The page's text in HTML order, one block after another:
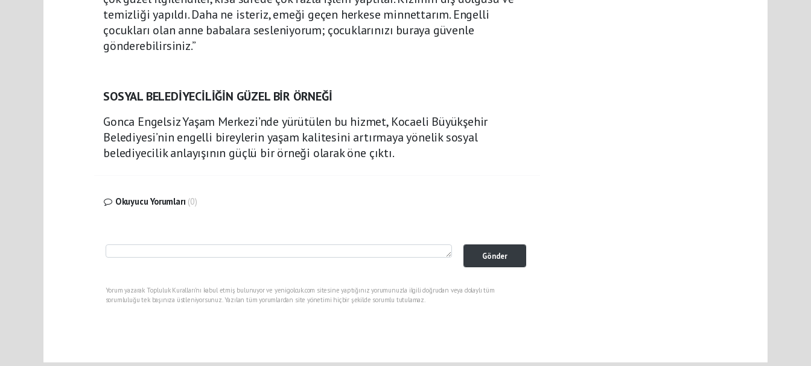
temizliği yapıldı. Daha ne isteriz, emeği geçen herkese minnettarım. Engelli
çocukları olan anne babalara sesleniyorum; çocuklarınızı buraya güvenle
gönderebilirsiniz.”
SOSYAL BELEDİYECİLİĞİN GÜZEL BİR ÖRNEĞİ
Gonca Engelsiz Yaşam Merkezi’nde yürütülen bu hizmet, Kocaeli Büyükşehir
Belediyesi’nin engelli bireylerin yaşam kalitesini artırmaya yönelik sosyal
belediyecilik anlayışının güçlü bir örneği olarak öne çıktı.
Okuyucu Yorumları (0)
Gönder
Yorum yazarak Topluluk Kuralları’nı kabul etmiş bulunuyor ve yenigolcuk.com sitesine yaptığınız yorumunuzla ilgili doğrudan veya dolaylı tüm
sorumluluğu tek başınıza üstleniyorsunuz. Yazılan tüm yorumlardan site yönetimi hiçbir şekilde sorumlu tutulamaz.